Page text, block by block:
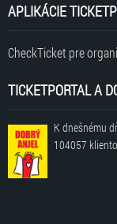
APLIKÁCIE
CheckTicket pre
TICKETPORTAL A
K dnešnému
104057